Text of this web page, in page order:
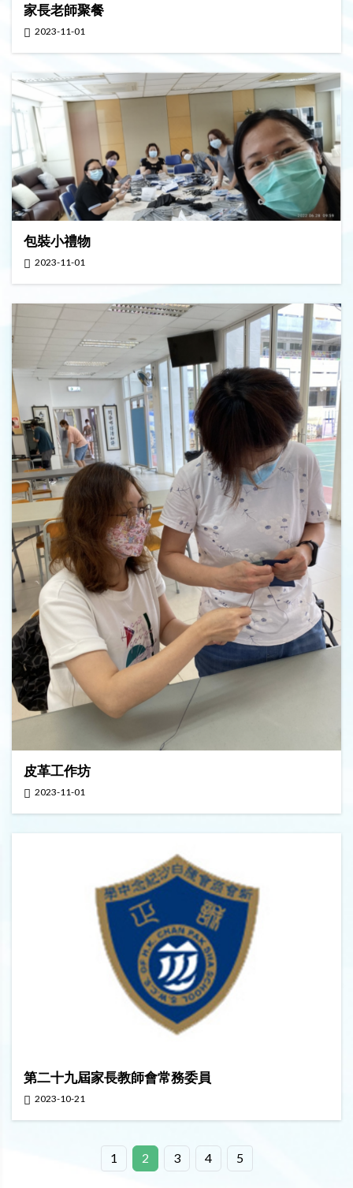
家長老師聚餐
2023-11-01
包裝小禮物
2023-11-01
皮革工作坊
2023-11-01
第二十九屆家長教師會常務委員
2023-10-21
1 2 3 4 5